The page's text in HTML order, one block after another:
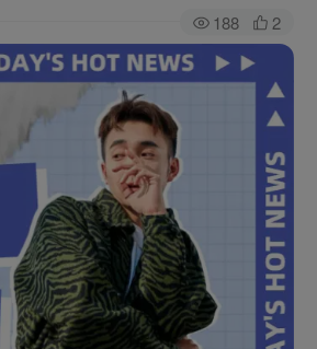
188 2
分可通过签到和每日任务获取，可别错过哦